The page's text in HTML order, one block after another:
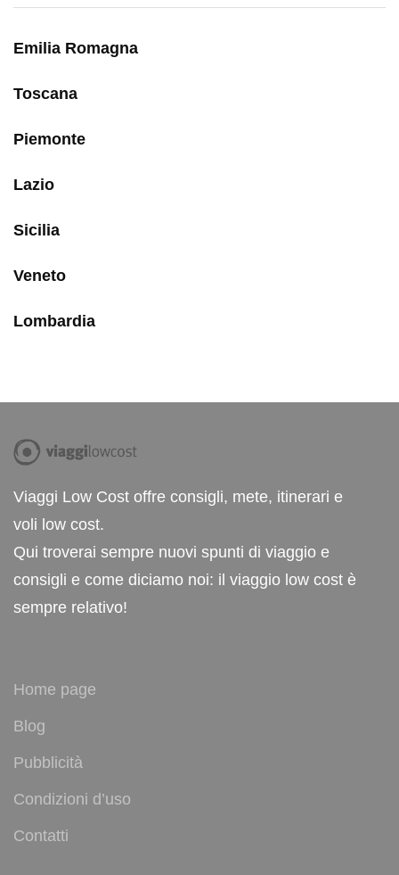
Emilia Romagna
Toscana
Piemonte
Lazio
Sicilia
Veneto
Lombardia
Viaggi Low Cost offre consigli, mete, itinerari e
voli low cost.
Qui troverai sempre nuovi spunti di viaggio e
consigli e come diciamo noi: il viaggio low cost è
sempre relativo!
Home page
Blog
Pubblicità
Condizioni d’uso
Contatti